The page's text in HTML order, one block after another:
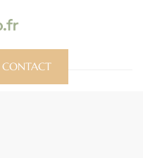
CONTACT